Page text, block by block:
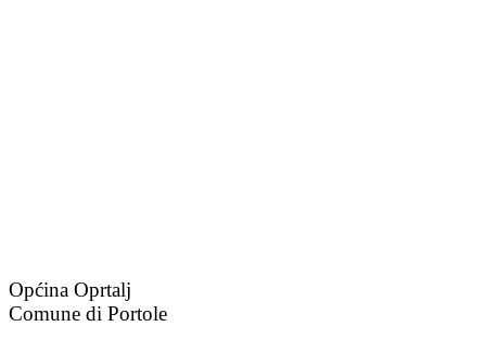
Općina Oprtalj
Comune di Portole